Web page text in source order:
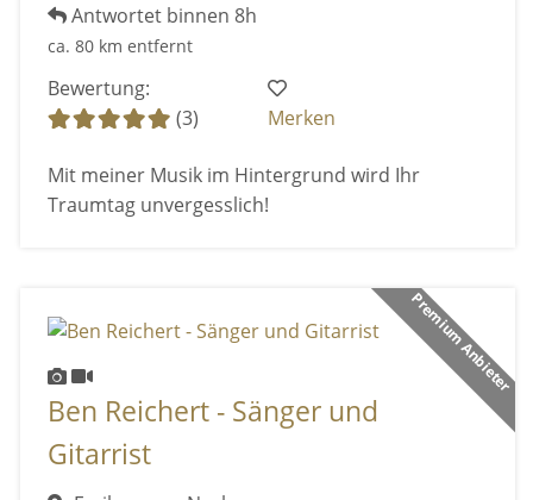
Antwortet binnen 8h
ca. 80 km entfernt
Bewertung:
(3)
Merken
Mit meiner Musik im Hintergrund wird Ihr
Traumtag unvergesslich!
Premium Anbieter
Ben Reichert - Sänger und
Gitarrist